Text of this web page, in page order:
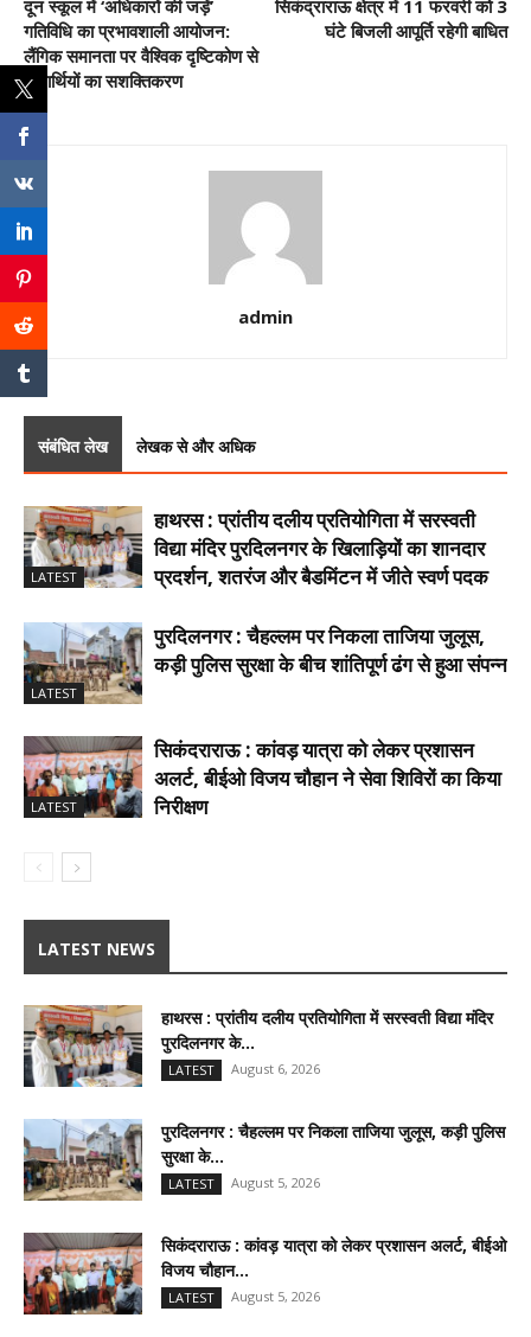
दून स्कूल में ‘अधिकारों की जड़ें’
गतिविधि का प्रभावशाली आयोजन:
लैंगिक समानता पर वैश्विक दृष्टिकोण से
विद्यार्थियों का सशक्तिकरण
सिकंद्राराऊ क्षेत्र में 11 फरवरी को 3
घंटे बिजली आपूर्ति रहेगी बाधित
admin
संबंधित लेख लेखक से और अधिक
LATEST
हाथरस : प्रांतीय दलीय प्रतियोगिता में सरस्वती
विद्या मंदिर पुरदिलनगर के खिलाड़ियों का शानदार
प्रदर्शन, शतरंज और बैडमिंटन में जीते स्वर्ण पदक
LATEST
पुरदिलनगर : चैहल्लम पर निकला ताजिया जुलूस,
कड़ी पुलिस सुरक्षा के बीच शांतिपूर्ण ढंग से हुआ संपन्न
LATEST
सिकंदराराऊ : कांवड़ यात्रा को लेकर प्रशासन
अलर्ट, बीईओ विजय चौहान ने सेवा शिविरों का किया
निरीक्षण
LATEST NEWS
हाथरस : प्रांतीय दलीय प्रतियोगिता में सरस्वती विद्या मंदिर
पुरदिलनगर के...
LATEST August 6, 2026
पुरदिलनगर : चैहल्लम पर निकला ताजिया जुलूस, कड़ी पुलिस
सुरक्षा के...
LATEST August 5, 2026
सिकंदराराऊ : कांवड़ यात्रा को लेकर प्रशासन अलर्ट, बीईओ
विजय चौहान...
LATEST August 5, 2026